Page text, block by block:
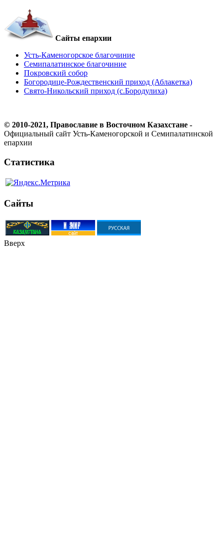
Сайты епархии
Усть-Каменогорское благочиние
Семипалатинское благочиние
Покровский собор
Богородице-Рождественский приход (Аблакетка)
Свято-Никольский приход (с.Бородулиха)
© 2010-2021, Православие в Восточном Казахстане -
Официальный сайт Усть-Каменогорской и Семипалатинской
епархии
Статистика
Сайты
Вверх